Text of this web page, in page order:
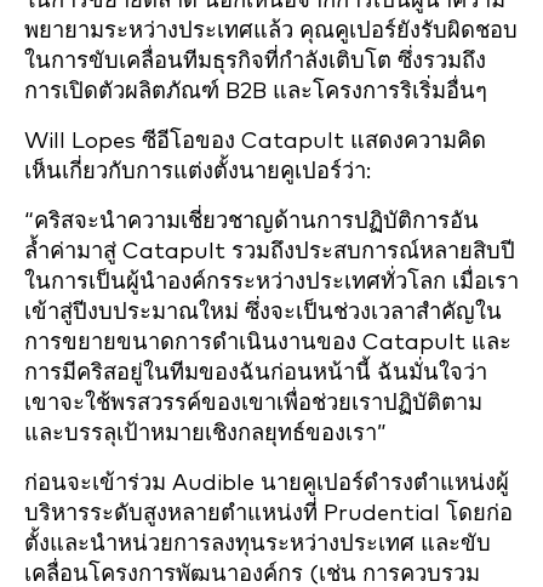
พยายามระหว่างประเทศแล้ว คุณคูเปอร์ยังรับผิดชอบ
ในการขับเคลื่อนทีมธุรกิจที่กำลังเติบโต ซึ่งรวมถึง
การเปิดตัวผลิตภัณฑ์ B2B และโครงการริเริ่มอื่นๆ
Will Lopes ซีอีโอของ Catapult แสดงความคิด
เห็นเกี่ยวกับการแต่งตั้งนายคูเปอร์ว่า:
“คริสจะนำความเชี่ยวชาญด้านการปฏิบัติการอัน
ล้ำค่ามาสู่ Catapult รวมถึงประสบการณ์หลายสิบปี
ในการเป็นผู้นำองค์กรระหว่างประเทศทั่วโลก เมื่อเรา
เข้าสู่ปีงบประมาณใหม่ ซึ่งจะเป็นช่วงเวลาสำคัญใน
การขยายขนาดการดำเนินงานของ Catapult และ
การมีคริสอยู่ในทีมของฉันก่อนหน้านี้ ฉันมั่นใจว่า
เขาจะใช้พรสวรรค์ของเขาเพื่อช่วยเราปฏิบัติตาม
และบรรลุเป้าหมายเชิงกลยุทธ์ของเรา”
ก่อนจะเข้าร่วม Audible นายคูเปอร์ดำรงตำแหน่งผู้
บริหารระดับสูงหลายตำแหน่งที่ Prudential โดยก่อ
ตั้งและนำหน่วยการลงทุนระหว่างประเทศ และขับ
เคลื่อนโครงการพัฒนาองค์กร (เช่น การควบรวม